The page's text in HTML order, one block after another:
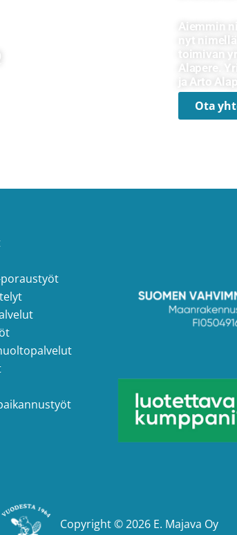
Aiemmin
nyt
toimivan
Alapere.
ja Arto
Ota
Copyright © 2026 E. Majava Oy